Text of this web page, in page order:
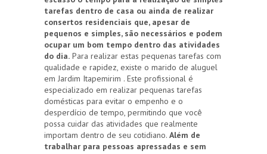
tarefas dentro de casa ou ainda de realizar
consertos residenciais que, apesar de
pequenos e simples, são necessários e podem
ocupar um bom tempo dentro das atividades
do dia. Para realizar estas pequenas tarefas com
qualidade e rapidez, existe o marido de aluguel
em Jardim Itapemirim . Este profissional é
especializado em realizar pequenas tarefas
domésticas para evitar o empenho e o
desperdício de tempo, permitindo que você
possa cuidar das atividades que realmente
importam dentro de seu cotidiano. Além de
trabalhar para pessoas apressadas e sem